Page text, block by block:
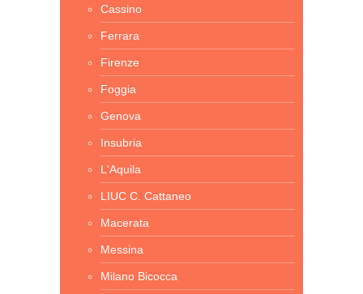
Cassino
Ferrara
Firenze
Foggia
Genova
Insubria
L'Aquila
LIUC C. Cattaneo
Macerata
Messina
Milano Bicocca